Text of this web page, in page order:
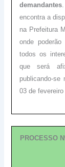
demandantes
encontra a
na Prefeitura
onde
todos os
que será
publicando-se
03 de fevereiro